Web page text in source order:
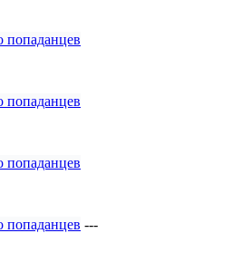
попаданцев
попаданцев
попаданцев
попаданцев ---